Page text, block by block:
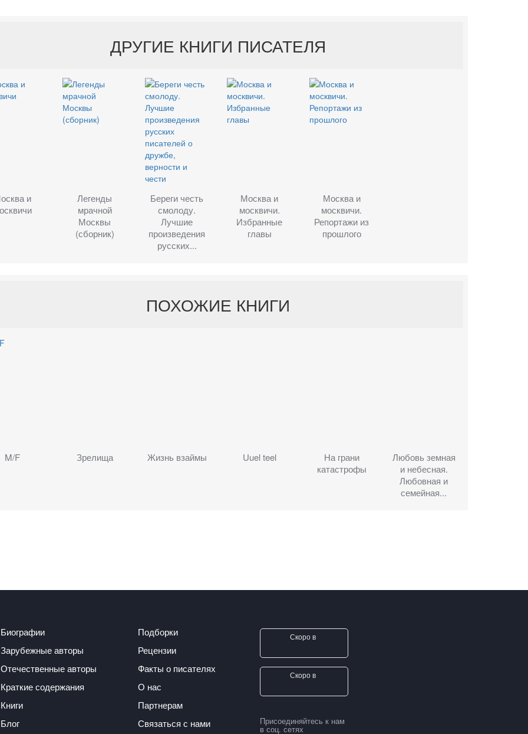
ДРУГИЕ КНИГИ ПИСАТЕЛЯ
и
Легенды
мрачной
Москвы
(сборник)
Береги честь
смолоду.
Лучшие
произведения
русских...
Москва и
москвичи.
Избранные
главы
Москва и
москвичи.
Репортажи из
прошлого
ПОХОЖИЕ КНИГИ
M/F Зрелища Жизнь взаймы Uuel teel
На грани
катастрофы
Любовь земная
и небесная.
Любовная и
семейная...
Биографии
Зарубежные авторы
Отечественные авторы
Краткие содержания
Книги
Блог
Подборки
Рецензии
Факты о писателях
О нас
Партнерам
Связаться с нами
Скоро в
Скоро в
Присоединяйтесь к нам
в соц. сетях